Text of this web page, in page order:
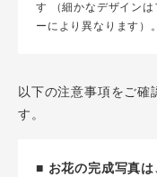
す （細かなデザインは
ーにより異なります）。
以下の注意事項をご確
す。
■ お花の完成写真